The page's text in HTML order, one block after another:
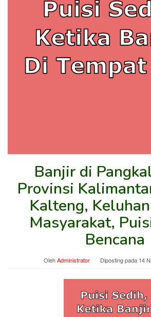
Banjir di
Provinsi
Kalteng,
Masyarakat,
Bencana
OlehAdministrator Diposting pada 14